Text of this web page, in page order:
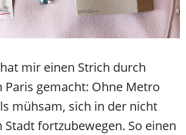
mir einen Strich durch
Paris gemacht: Ohne Metro
mühsam, sich in der nicht
Stadt fortzubewegen. So einen